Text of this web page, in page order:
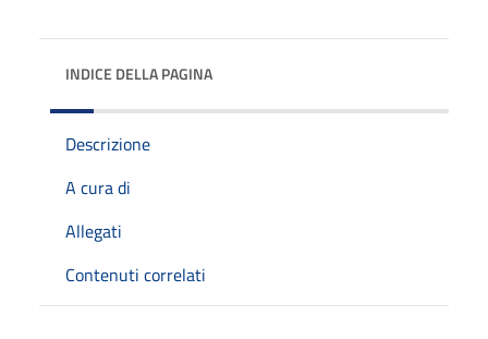
INDICE DELLA PAGINA
Descrizione
A cura di
Allegati
Contenuti correlati